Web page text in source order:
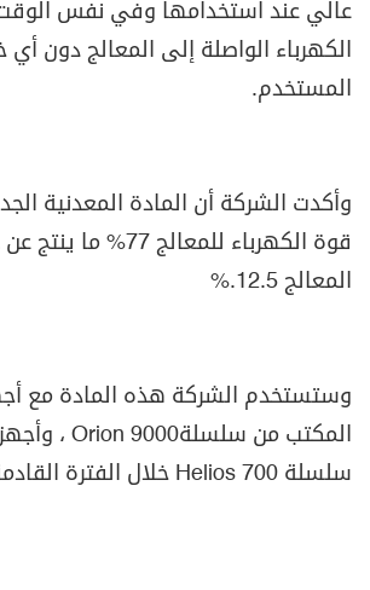
عالي عند استخدامها وفي نفس
الكهرباء الواصلة إلى المعالج دون
المستخدم.
وأكدت الشركة أن المادة المعدنية
قوة الكهرباء للمعالج
المعالج 12.5
%.
وستستخدم الشركة هذه المادة مع
المكتب من سلسلةOrion 9000 ،
سلسلة Helios 700 خلال الفترة